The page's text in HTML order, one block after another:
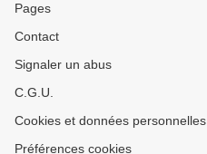
Pages
Contact
Signaler un abus
C.G.U.
Cookies et données personnelles
Préférences cookies